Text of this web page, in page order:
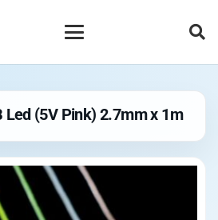
Led (5V Pink) 2.7mm x 1m